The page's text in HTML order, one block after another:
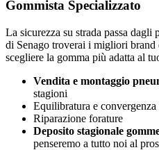
Gommista Specializzato
La sicurezza su strada passa dagli
di Senago troverai i migliori brand
scegliere la gomma più adatta al
Vendita e montaggio
stagioni
Equilibratura e convergenza
Riparazione forature
Deposito stagionale
penseremo a tutto noi al